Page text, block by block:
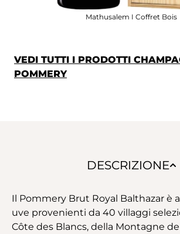
Mathusalem I Coffret Bois
VEDI TUTTI I PRODOTTI
POMMERY
DESCRIZIONE
Il Pommery Brut Royal Balthazar è
uve provenienti da 40 villaggi
Côte des Blancs, della Montagne